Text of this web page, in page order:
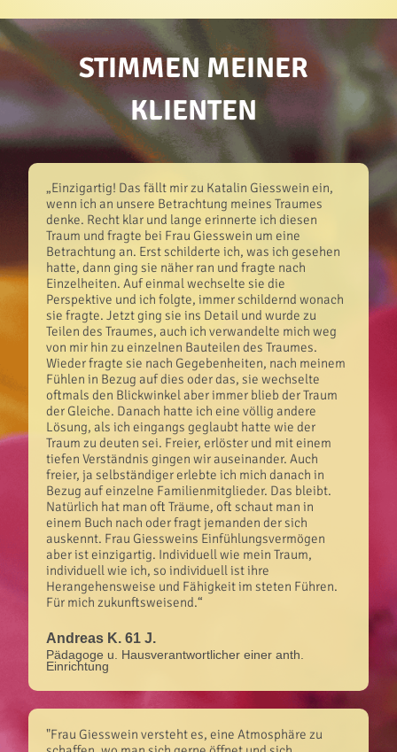
STIMMEN MEINER
KLIENTEN
„Einzigartig! Das fällt mir zu Katalin Giesswein ein,
wenn ich an unsere Betrachtung meines Traumes
denke. Recht klar und lange erinnerte ich diesen
Traum und fragte bei Frau Giesswein um eine
Betrachtung an. Erst schilderte ich, was ich gesehen
hatte, dann ging sie näher ran und fragte nach
Einzelheiten. Auf einmal wechselte sie die
Perspektive und ich folgte, immer schildernd wonach
sie fragte. Jetzt ging sie ins Detail und wurde zu
Teilen des Traumes, auch ich verwandelte mich weg
von mir hin zu einzelnen Bauteilen des Traumes.
Wieder fragte sie nach Gegebenheiten, nach meinem
Fühlen in Bezug auf dies oder das, sie wechselte
oftmals den Blickwinkel aber immer blieb der Traum
der Gleiche. Danach hatte ich eine völlig andere
Lösung, als ich eingangs geglaubt hatte wie der
Traum zu deuten sei. Freier, erlöster und mit einem
tiefen Verständnis gingen wir auseinander. Auch
freier, ja selbständiger erlebte ich mich danach in
Bezug auf einzelne Familienmitglieder. Das bleibt.
Natürlich hat man oft Träume, oft schaut man in
einem Buch nach oder fragt jemanden der sich
auskennt. Frau Giessweins Einfühlungsvermögen
aber ist einzigartig. Individuell wie mein Traum,
individuell wie ich, so individuell ist ihre
Herangehensweise und Fähigkeit im steten Führen.
Für mich zukunftsweisend.“
Andreas K. 61 J.
Pädagoge u. Hausverantwortlicher einer anth.
Einrichtung
"Frau Giesswein versteht es, eine Atmosphäre zu